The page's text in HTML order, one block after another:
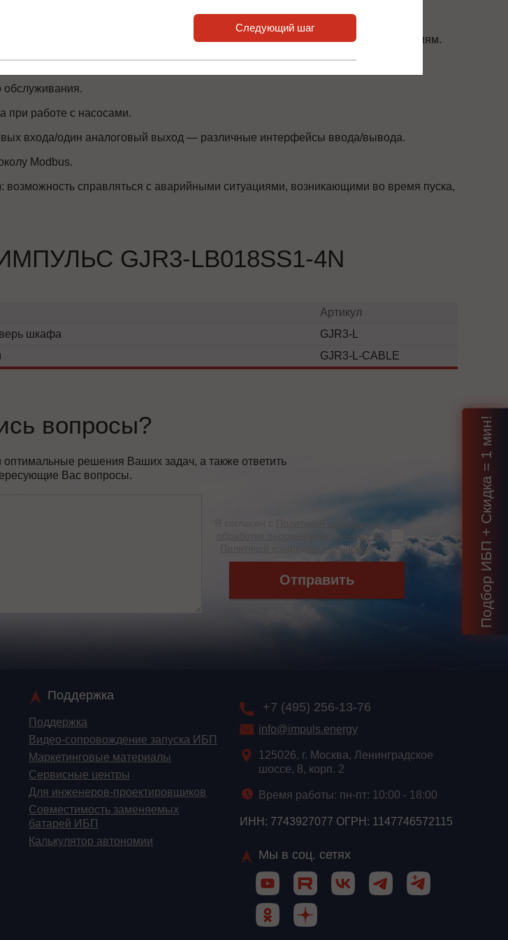
температуры изделия в режиме реального времени.
позволяют лучше адаптироваться к тяжелым производственным условиям.
обслуживания.
при работе с насосами.
входа/один аналоговый выход — различные интерфейсы ввода/вывода.
Modbus.
возможность справляться с аварийными ситуациями, возникающими во время пуска,
GJR3-LB018SS1-4N
Артикул
шкафа
GJR3-L
GJR3-L-CABLE
вопросы?
решения Ваших задач, а также ответить
Вас вопросы.
Политикой хранения и
обработки персональных данных
и
Политикой конфиденциальности *
Отправить
+7 (495) 256-13-76
info@impuls.energy
125026, г. Москва, Ленинградское
шоссе, 8, корп. 2
Время работы: пн-пт: 10:00 - 18:00
ИНН: 7743927077 ОГРН: 1147746572115
Мы в соц. сетях
Поддержка
Поддержка
Видео-сопровождение запуска ИБП
Маркетинговые материалы
Сервисные центры
Для инженеров-проектировщиков
Cовместимость заменяемых
батарей ИБП
Калькулятор автономии
Подбор ИБП + Скидка = 1 мин!
Следующий шаг